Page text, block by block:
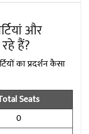
और
हैं?
का प्रदर्शन कैसा
Seats
0